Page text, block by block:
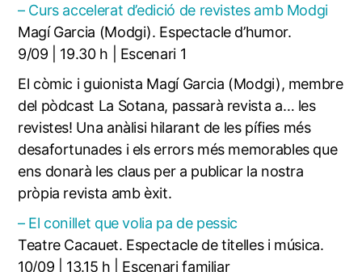
– Curs accelerat d’edició de revistes amb Modgi
Magí Garcia (Modgi). Espectacle d’humor.
9/09 | 19.30 h | Escenari 1
El còmic i guionista Magí Garcia (Modgi), membre
del pòdcast La Sotana, passarà revista a… les
revistes! Una anàlisi hilarant de les pífies més
desafortunades i els errors més memorables que
ens donarà les claus per a publicar la nostra
pròpia revista amb èxit.
– El conillet que volia pa de pessic
Teatre Cacauet. Espectacle de titelles i música.
10/09 | 13.15 h | Escenari familiar